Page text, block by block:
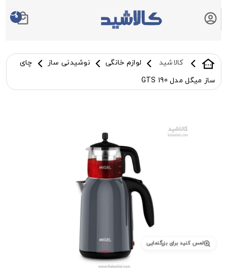
0
کالاشید لوازم خانگی نوشیدنی ساز
چای
ساز میگل مدل GTS 190
لمس کنید برای بزرگنمایی